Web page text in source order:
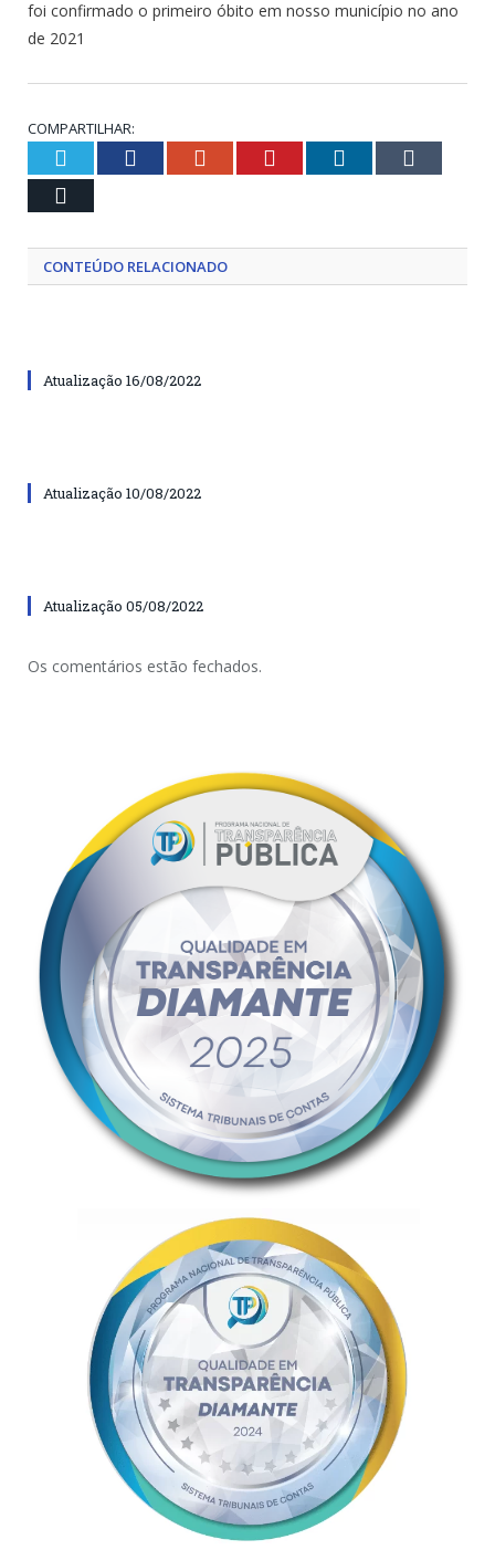
foi confirmado o primeiro óbito em nosso município no ano
de 2021
COMPARTILHAR:
Twitter Facebook Google+ Pinterest LinkedIn
CONTEÚDO RELACIONADO
Atualização 16/08/2022
Atualização 10/08/2022
Atualização 05/08/2022
Os comentários estão fechados.